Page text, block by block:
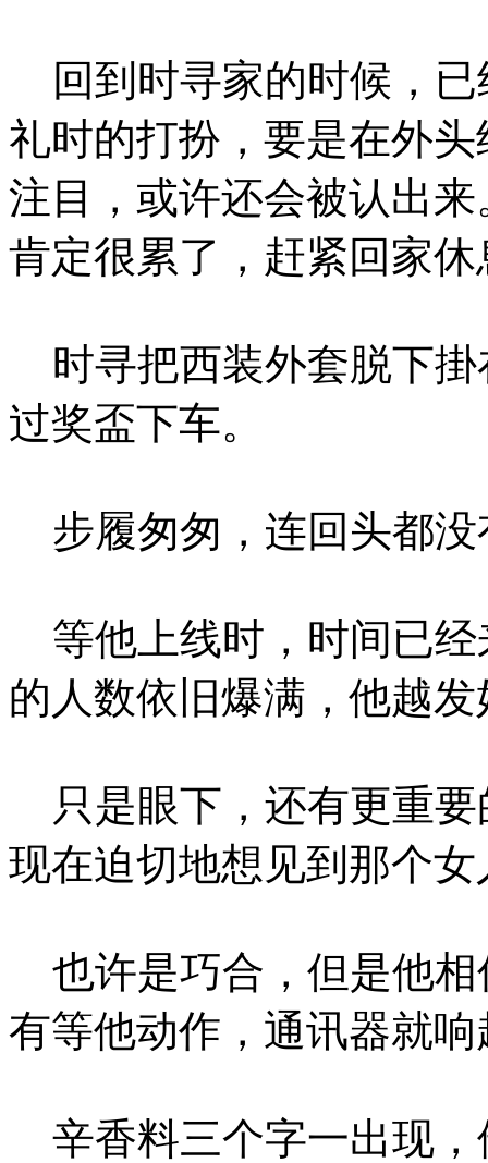
回到时寻家的时候，已
礼时的打扮，要是在外
注目，或许还会被认出
肯定很累了，赶紧回家
时寻把西装外套脱下掛
过奖盃下车。
步履匆匆，连回头都没
等他上线时，时间已经
的人数依旧爆满，他越
只是眼下，还有更重要
现在迫切地想见到那个女
也许是巧合，但是他相
有等他动作，通讯器就响
辛香料三个字一出现，